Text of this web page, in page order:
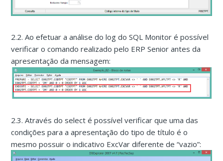
2.2. Ao efetuar a análise do log do SQL Monitor é possível
verificar o comando realizado pelo ERP Senior antes da
apresentação da mensagem:
2.3. Através do select é possível verificar que uma das
condições para a apresentação do tipo de título é o
mesmo possuir o indicativo ExcVar diferente de “vazio”: